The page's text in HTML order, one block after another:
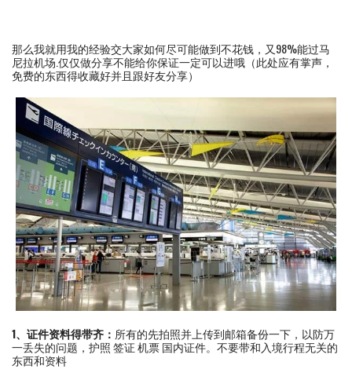
那么我就用我的经验交大家如何尽可能做到不花钱，又98%能过马
尼拉机场.仅仅做分享不能给你保证一定可以进哦（此处应有掌声，
免费的东西得收藏好并且跟好友分享）
1、证件资料得带齐： 所有的先拍照并上传到邮箱备份一下，以防万
一丢失的问题，护照 签证 机票 国内证件。不要带和入境行程无关的
东西和资料